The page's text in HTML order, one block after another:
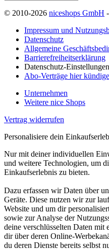
© 2010-2026 niceshops GmbH
Impressum und
Datenschutz
Allgemeine
Barrierefreiheitserklärung
Datenschutz-Einstellungen
Abo-Verträge hier
Unternehmen
Weitere nice Shops
Vertrag widerrufen
Personalisiere dein
Nur mit deiner individuellen
und weitere Technologien, um
Einkaufserlebnis zu bieten.
Dazu erfassen wir Daten über
Geräte. Diese nutzen wir zur
Website und um dir
sowie zur Analyse der
deine verschlüsselten Daten mit
dir über deren Online-
du deren Dienste bereits selbst